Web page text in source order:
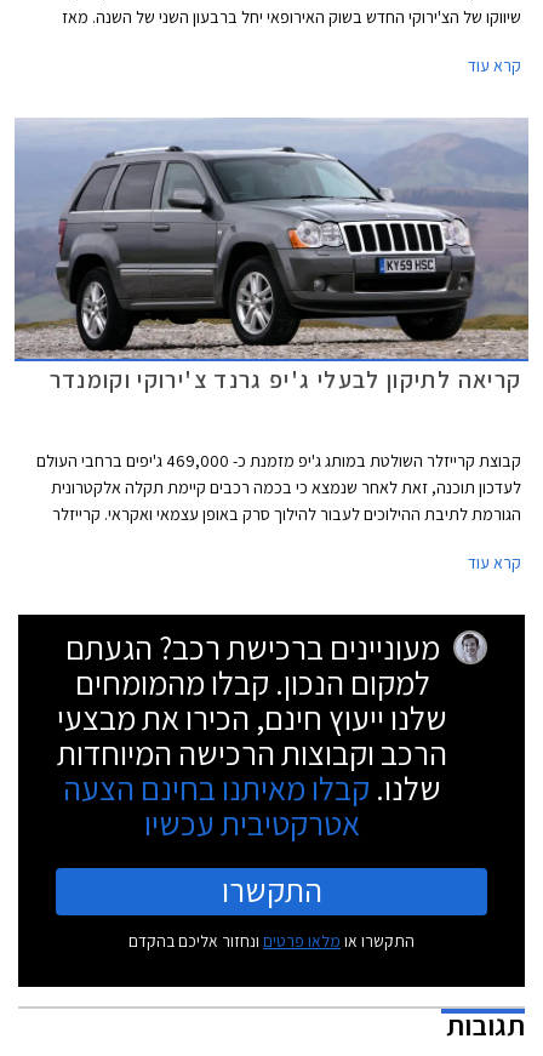
שיווקו של הצ'ירוקי החדש בשוק האירופאי יחל ברבעון השני של השנה. מאז
את התואר "הרכב הבטוח ביותר בקטגוריה" מאת ארגון EuroNCAP.
קרא עוד
קריאה לתיקון לבעלי ג'יפ גרנד צ'ירוקי וקומנדר
קבוצת קרייזלר השולטת במותג ג'יפ מזמנת כ- 469,000 ג'יפים ברחבי העולם
לעדכון תוכנה, זאת לאחר שנמצא כי בכמה רכבים קיימת תקלה אלקטרונית
הגורמת לתיבת ההילוכים לעבור להילוך סרק באופן עצמאי ואקראי. קרייזלר
קרא עוד
מעוניינים ברכישת רכב? הגעתם
למקום הנכון. קבלו מהמומחים
שלנו ייעוץ חינם, הכירו את מבצעי
הרכב וקבוצות הרכישה המיוחדות
שלנו. קבלו מאיתנו בחינם הצעה
אטרקטיבית עכשיו
התקשרו
התקשרו או מלאו פרטים ונחזור אליכם בהקדם
תגובות